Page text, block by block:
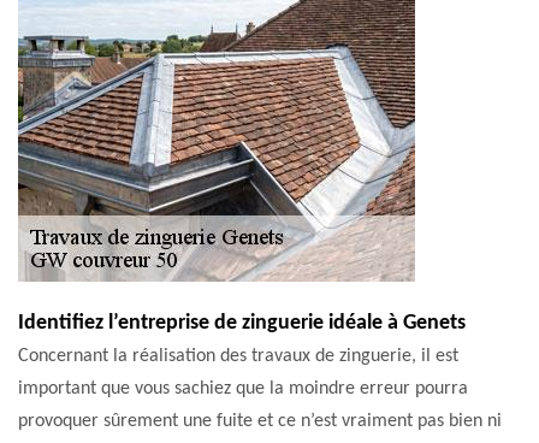
Identifiez l’entreprise de zinguerie idéale à Genets
Concernant la réalisation des travaux de zinguerie, il est
important que vous sachiez que la moindre erreur pourra
provoquer sûrement une fuite et ce n’est vraiment pas bien ni